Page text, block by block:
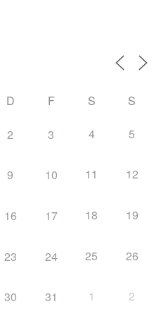
D F S S
2 3 4 5
9 10 11 12
16 17 18 19
23 24 25 26
30 31 1 2